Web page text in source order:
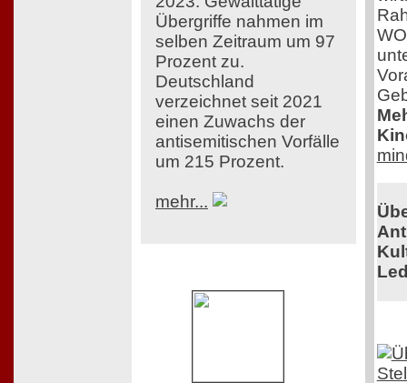
Übergriffe nahmen im
selben Zeitraum um 97
Prozent zu.
Deutschland
verzeichnet seit 2021
einen Zuwachs der
antisemitischen Vorfälle
um 215 Prozent.
mehr...